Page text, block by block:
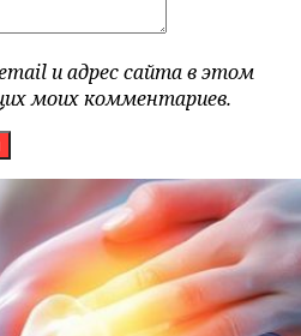
и адрес сайта в этом
моих комментариев.